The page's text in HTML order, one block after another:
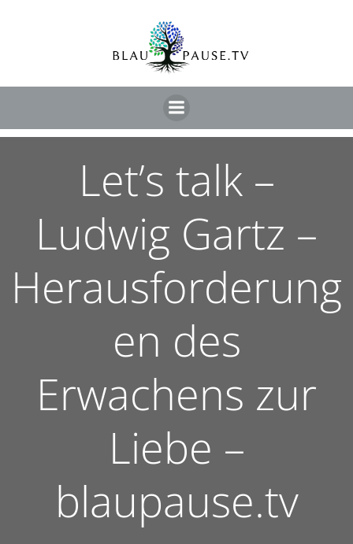
Let’s talk –
Ludwig Gartz –
Herausforderung
en des
Erwachens zur
Liebe –
blaupause.tv